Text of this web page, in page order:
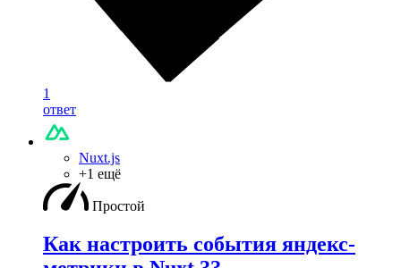
1
ответ
Nuxt.js
+1 ещё
Простой
Как настроить события яндекс-